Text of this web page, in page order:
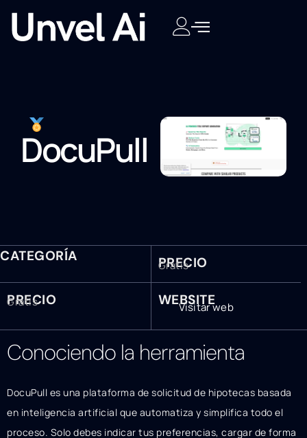
DocuPull
CATEGORÍA PRECIO
Gratis
PRECIO
Gratis WEBSITE
Visitar web
Conociendo la herramienta
DocuPull es una plataforma de solicitud de hipotecas basada
en inteligencia artificial que automatiza y simplifica todo el
proceso. Solo debes indicar tus preferencias, cargar de forma